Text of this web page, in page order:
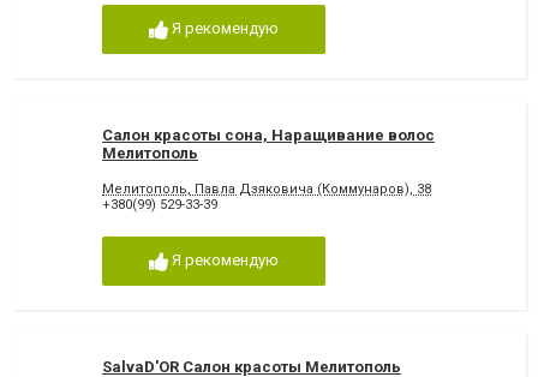
Я рекомендую
Салон красоты сона, Наращивание волос
Мелитополь
Мелитополь, Павла Дзяковича (Коммунаров), 38
+380(99) 529-33-39
Я рекомендую
SalvaD'OR Салон красоты Мелитополь